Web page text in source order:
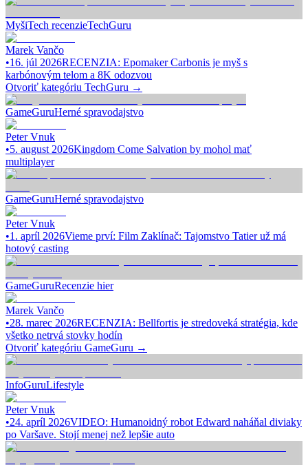
MyšiTech recenzieTechGuru
Marek Vančo
•16. júl 2026RECENZIA: Epomaker Carbonis je myš s
karbónovým telom a 8K odozvou
Otvoriť kategóriu TechGuru →
GameGuruHerné spravodajstvo
Peter Vnuk
•5. august 2026Kingdom Come Salvation by mohol mať
multiplayer
GameGuruHerné spravodajstvo
Peter Vnuk
•1. apríl 2026Vieme prví: Film Zaklínač: Tajomstvo Tatier už má
hotový casting
GameGuruRecenzie hier
Marek Vančo
•28. marec 2026RECENZIA: Bellfortis je stredoveká stratégia, kde
všetko netrvá stovky hodín
Otvoriť kategóriu GameGuru →
InfoGuruLifestyle
Peter Vnuk
•24. apríl 2026VIDEO: Humanoidný robot Edward naháňal diviaky
po Varšave. Stojí menej než lepšie auto